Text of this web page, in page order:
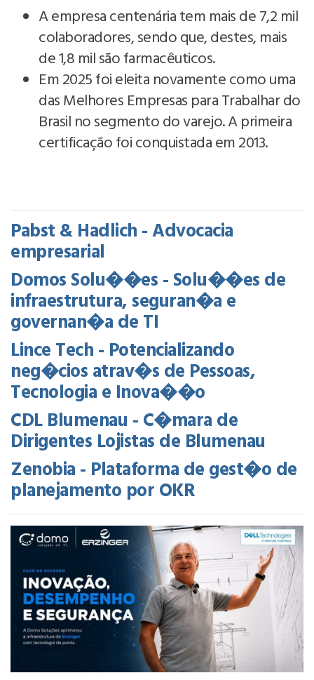
A empresa centenária tem mais de 7,2 mil
colaboradores, sendo que, destes, mais
de 1,8 mil são farmacêuticos.
Em 2025 foi eleita novamente como uma
das Melhores Empresas para Trabalhar do
Brasil no segmento do varejo. A primeira
certificação foi conquistada em 2013.
Pabst & Hadlich - Advocacia
empresarial
Domos Solu��es - Solu��es de
infraestrutura, seguran�a e
governan�a de TI
Lince Tech - Potencializando
neg�cios atrav�s de Pessoas,
Tecnologia e Inova��o
CDL Blumenau - C�mara de
Dirigentes Lojistas de Blumenau
Zenobia - Plataforma de gest�o de
planejamento por OKR